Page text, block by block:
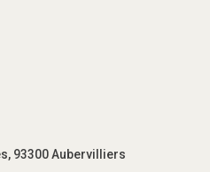
93300 Aubervilliers